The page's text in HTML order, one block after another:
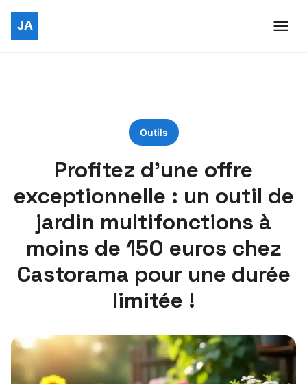
Outils
Profitez d’une offre
exceptionnelle : un outil de
jardin multifonctions à
moins de 150 euros chez
Castorama pour une durée
limitée !